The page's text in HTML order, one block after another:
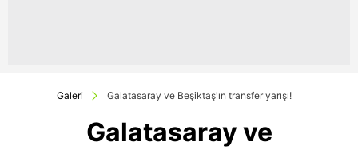
Galeri Galatasaray ve Beşiktaş'ın transfer yarışı!
Galatasaray ve